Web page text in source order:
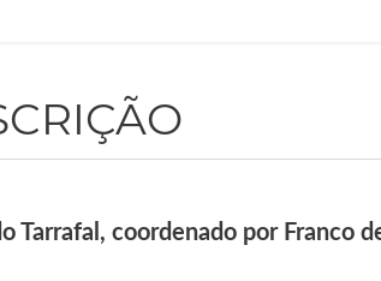
coordenado por Franco